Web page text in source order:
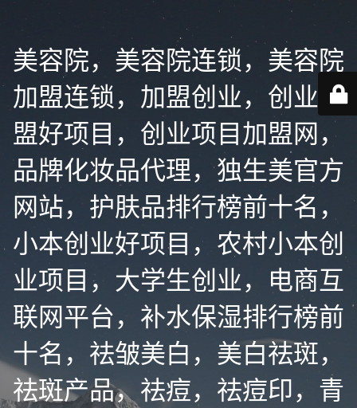
美容院，美容院连锁，美容院
加盟连锁，加盟创业，创业加
盟好项目，创业项目加盟网，
品牌化妆品代理，独生美官方
网站，护肤品排行榜前十名，
小本创业好项目，农村小本创
业项目，大学生创业，电商互
联网平台，补水保湿排行榜前
十名，祛皱美白，美白祛斑，
祛斑产品，祛痘，祛痘印，青